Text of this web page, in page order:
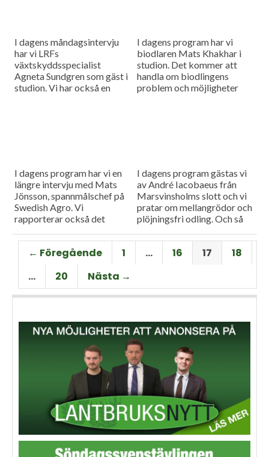
I dagens måndagsintervju
har vi LRFs
växtskyddsspecialist
Agneta Sundgren som gäst i
studion. Vi har också en
I dagens program har vi
biodlaren Mats Khakhar i
studion. Det kommer att
handla om biodlingens
problem och möjligheter
I dagens program har vi en
längre intervju med Mats
Jönsson, spannmålschef på
Swedish Agro. Vi
rapporterar också det
spannmålspriserna.
I dagens program gästas vi
av André Iacobaeus från
Marsvinsholms slott och vi
pratar om mellangrödor och
plöjningsfri odling. Och så
provgrävningar i potatisen
på en stor skörd.
← Föregående 1 … 16 17
18
…
20 Nästa →